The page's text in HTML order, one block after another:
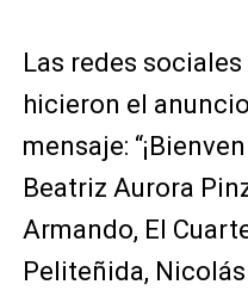
Las redes
hicieron el
mensaje:
Beatriz Aurora
Armando, El
Peliteñida,